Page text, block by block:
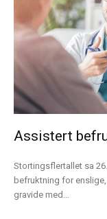
Assistert
Stortingsflertallet sa
befruktning for
gravide med...